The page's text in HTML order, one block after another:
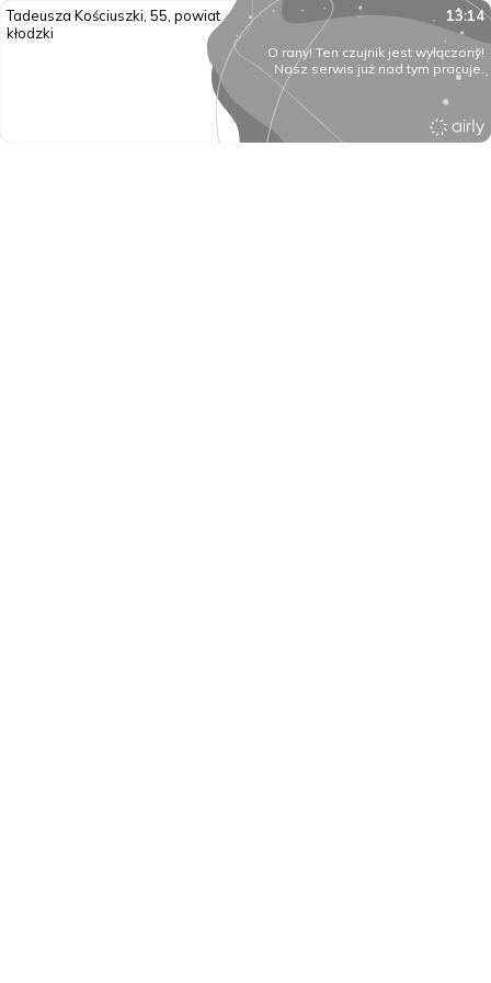
Tadeusza Kościuszki, 55, powiat
kłodzki
13:14
O rany! Ten czujnik jest wyłączony!
Nasz serwis już nad tym pracuje.